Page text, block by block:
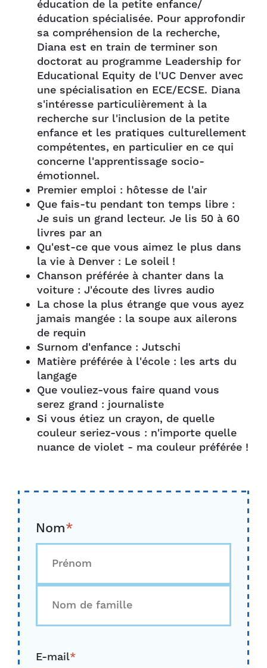
éducation de la petite enfance/
éducation spécialisée. Pour approfondir
sa compréhension de la recherche,
Diana est en train de terminer son
doctorat au programme Leadership for
Educational Equity de l'UC Denver avec
une spécialisation en ECE/ECSE. Diana
s'intéresse particulièrement à la
recherche sur l'inclusion de la petite
enfance et les pratiques culturellement
compétentes, en particulier en ce qui
concerne l'apprentissage socio-
émotionnel.
Premier emploi : hôtesse de l'air
Que fais-tu pendant ton temps libre :
Je suis un grand lecteur. Je lis 50 à 60
livres par an
Qu'est-ce que vous aimez le plus dans
la vie à Denver : Le soleil !
Chanson préférée à chanter dans la
voiture : J'écoute des livres audio
La chose la plus étrange que vous ayez
jamais mangée : la soupe aux ailerons
de requin
Surnom d'enfance : Jutschi
Matière préférée à l'école : les arts du
langage
Que vouliez-vous faire quand vous
serez grand : journaliste
Si vous étiez un crayon, de quelle
couleur seriez-vous : n'importe quelle
nuance de violet - ma couleur préférée !
Nom*
D'abord
E-mail*